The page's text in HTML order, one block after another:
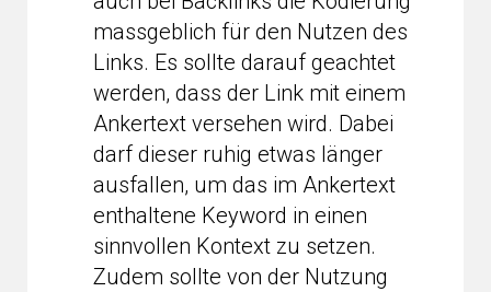
massgeblich für den Nutzen des
Links. Es sollte darauf geachtet
werden, dass der Link mit einem
Ankertext versehen wird. Dabei
darf dieser ruhig etwas länger
ausfallen, um das im Ankertext
enthaltene Keyword in einen
sinnvollen Kontext zu setzen.
Zudem sollte von der Nutzung